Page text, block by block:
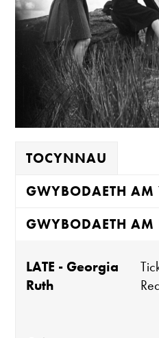
TOCYNNAU
GWYBODAETH AM
GWYBODAETH
LATE - Georgia
Ruth